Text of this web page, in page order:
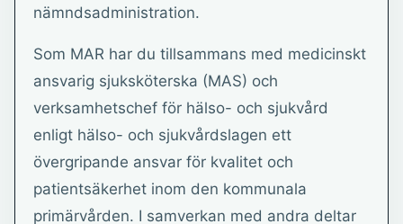
nämndsadministration.
Som MAR har du tillsammans med medicinskt
ansvarig sjuksköterska (MAS) och
verksamhetschef för hälso- och sjukvård
enligt hälso- och sjukvårdslagen ett
övergripande ansvar för kvalitet och
patientsäkerhet inom den kommunala
primärvården. I samverkan med andra deltar